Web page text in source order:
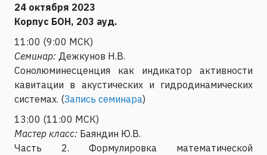
24 октября 2023
Корпус БОН, 203 ауд.
11:00 (9:00 МСК)
Семинар: Дежкунов Н.В.
Сонолюминесценция как индикатор активности
кавитации в акустических и гидродинамических
системах. (Запись семинара)
13:00 (11:00 МСК)
Мастер класс: Баяндин Ю.В.
Часть 2. Формулировка математической